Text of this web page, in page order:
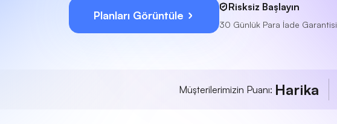
Planları Görüntüle
Risksiz Başlayın
30 Günlük Para İade Garantisi
Müşterilerimizin Puanı: Harika